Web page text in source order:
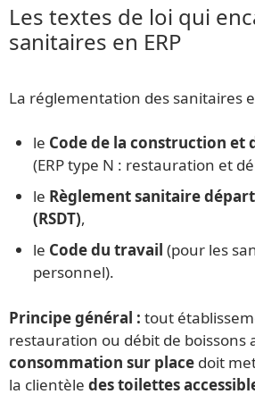
Les textes de loi qui
sanitaires en ERP
La réglementation des sanitaires
le Code de la construction et
(ERP type N : restauration et
le Règlement sanitaire
(RSDT),
le Code du travail (pour les
personnel).
Principe général : tout
restauration ou débit de boissons
consommation sur place doit
la clientèle des toilettes